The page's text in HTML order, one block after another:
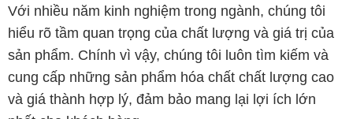
Với nhiều năm kinh nghiệm trong ngành, chúng tôi
hiểu rõ tầm quan trọng của chất lượng và giá trị của
sản phẩm. Chính vì vậy, chúng tôi luôn tìm kiếm và
cung cấp những sản phẩm hóa chất chất lượng cao
và giá thành hợp lý, đảm bảo mang lại lợi ích lớn